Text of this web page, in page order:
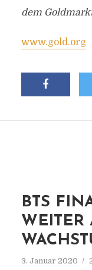
dem
www.gold.org
BTS
WEITER
3. Januar 2020